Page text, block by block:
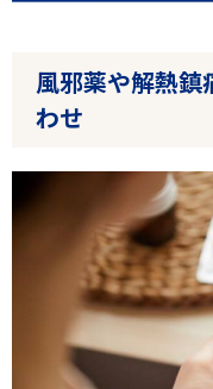
風邪薬や解熱鎮
わせ